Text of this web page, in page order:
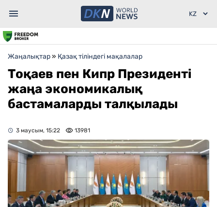
Жаңалықтар» Қазақ тіліндегі мақалалар
Тоқаев пен Кипр Президенті
жаңа экономикалық
бастамаларды талқылады
3 маусым, 15:22 13981